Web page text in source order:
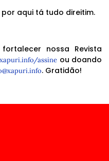
aqui tá tudo direitim.
nossa Revista
assine ou doando
. Gratidão!